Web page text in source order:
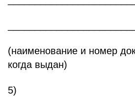
(наименование и номер
когда выдан)
5)